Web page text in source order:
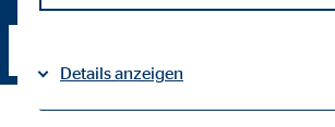
Details anzeigen